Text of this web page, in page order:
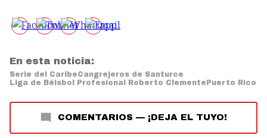
En esta noticia:
Serie del CaribeCangrejeros de Santurce
Liga de Béisbol Profesional Roberto Clemente Puerto Rico
COMENTARIOS — ¡DEJA EL TUYO!